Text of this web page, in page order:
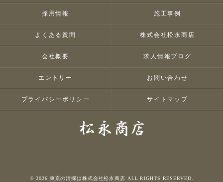
採用情報 施工事例
よくある質問 株式会社松永商店
会社概要 求人情報ブログ
エントリー お問い合わせ
プライバシーポリシー サイトマップ
© 2026 東京の清掃は株式会社松永商店 ALL RIGHTS RESERVED.